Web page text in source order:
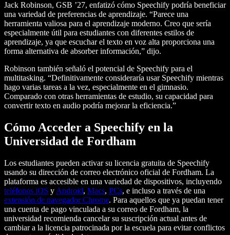
Jack Robinson, GSB ’27, enfatizó cómo Speechify podría beneficiar
una variedad de preferencias de aprendizaje. “Parece una
herramienta valiosa para el aprendizaje moderno. Creo que sería
especialmente útil para estudiantes con diferentes estilos de
aprendizaje, ya que escuchar el texto en voz alta proporciona una
forma alternativa de absorber información,” dijo.
Robinson también señaló el potencial de Speechify para el
multitasking. “Definitivamente consideraría usar Speechify mientras
hago varias tareas a la vez, especialmente en el gimnasio.
Comparado con otras herramientas de estudio, su capacidad para
convertir texto en audio podría mejorar la eficiencia.”
Cómo Acceder a Speechify en la
Universidad de Fordham
Los estudiantes pueden activar su licencia gratuita de Speechify
usando su dirección de correo electrónico oficial de Fordham. La
plataforma es accesible en una variedad de dispositivos, incluyendo
teléfonos iOS y Android, Macs, PCs, e incluso a través de una
extensión de navegador Chrome. Para aquellos que ya puedan tener
una cuenta de pago vinculada a su correo de Fordham, la
universidad recomienda cancelar su suscripción actual antes de
cambiar a la licencia patrocinada por la escuela para evitar conflictos